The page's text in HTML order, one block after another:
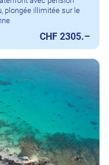
plongée illimitée sur le
CHF 2305.–